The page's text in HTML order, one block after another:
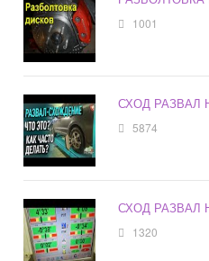
1001
СХОД РАЗВАЛ
5874
СХОД РАЗВАЛ
1320